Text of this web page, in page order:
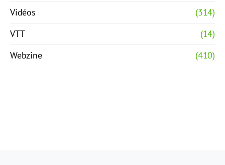
Vidéos
(314)
VTT
(14)
Webzine
(410)